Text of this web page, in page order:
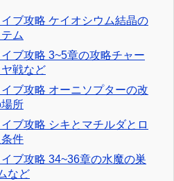
ブ攻略 ケイオシウム結晶の
ム
ブ攻略 3~5章の攻略チャー
ヤ戦など
ブ攻略 オーニソプターの改
所
ブ攻略 シキとマチルダとロ
件
ブ攻略 34~36章の水魔の巣
など